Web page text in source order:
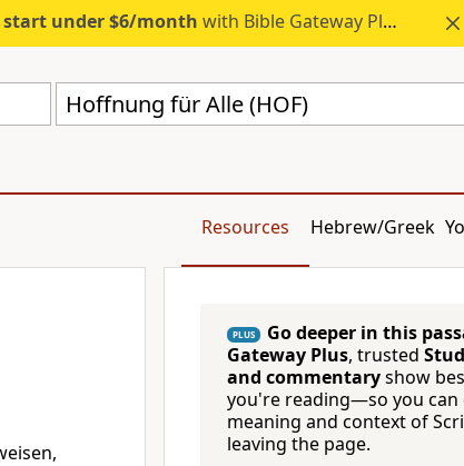
start under $6/month with Bible Gateway Plus.
Hoffnung für Alle (HOF)
Resources Hebrew/Greek
PLUS Go deeper in this
Gateway Plus, trusted
and commentaryshow
you're reading—so you can
meaning and context of
leaving the page.